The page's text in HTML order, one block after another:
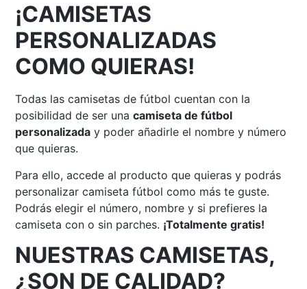
¡CAMISETAS
PERSONALIZADAS
COMO QUIERAS!
Todas las camisetas de fútbol cuentan con la
posibilidad de ser unacamiseta de fútbol
personalizada y poder añadirle el nombre y número
que quieras.
Para ello, accede al producto que quieras y podrás
personalizar camiseta fútbol como más te guste.
Podrás elegir el número, nombre y si prefieres la
camiseta con o sin parches. ¡Totalmente gratis!
NUESTRAS CAMISETAS,
¿SON DE CALIDAD?